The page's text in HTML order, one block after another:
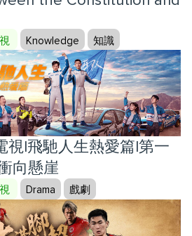
Knowledge 知識
視|飛馳人生熱愛篇|第一
向懸崖
Drama 戲劇